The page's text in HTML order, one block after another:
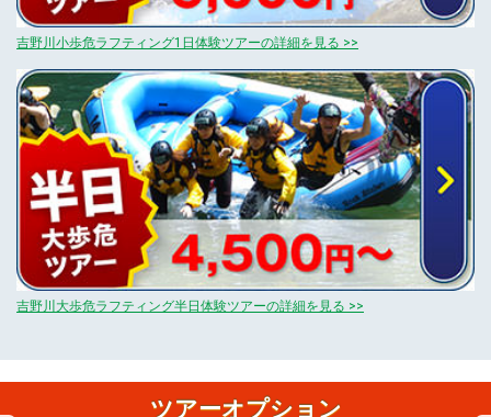
吉野川小歩危ラフティング1日体験ツアーの詳細を見る >>
吉野川大歩危ラフティング半日体験ツアーの詳細を見る >>
ツアーオプション